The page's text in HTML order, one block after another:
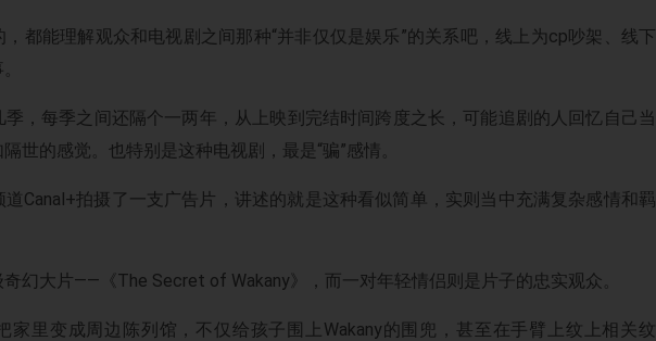
都能理解观众和电视剧之间那种“并非仅仅是娱乐”的关系吧，线上为cp吵架、线下
，每季之间还隔个一两年，从上映到完结时间跨度之长，可能追剧的人回忆自己当
世的感觉。也特别是这种电视剧，最是“骗”感情。
Canal+拍摄了一支广告片，讲述的就是这种看似简单，实则当中充满复杂感情和羁
幻大片——《The Secret of Wakany》，而一对年轻情侣则是片子的忠实观众。
家里变成周边陈列馆，不仅给孩子围上Wakany的围兜，甚至在手臂上纹上相关纹